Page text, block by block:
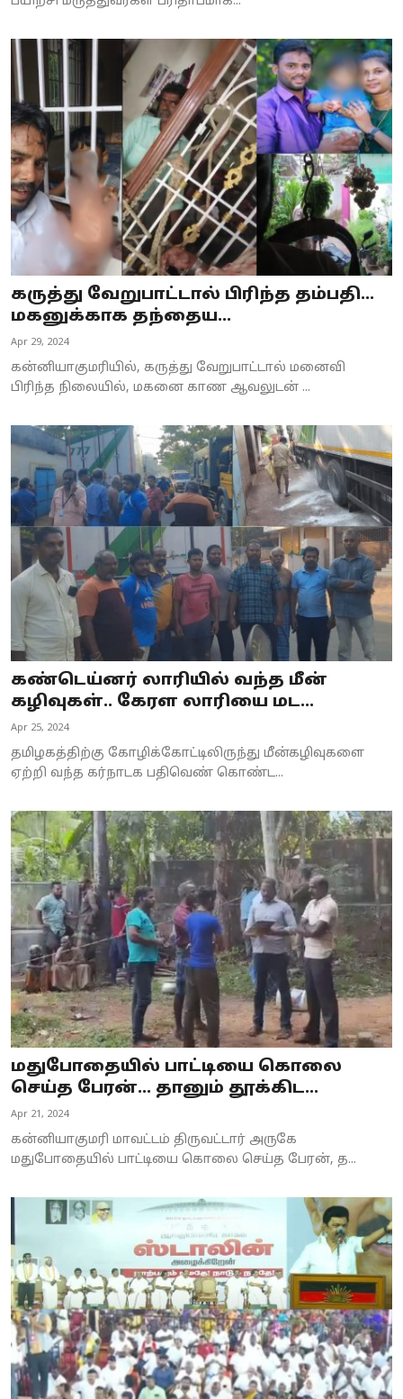
கருத்து வேறுபாட்டால் பிரிந்த தம்பதி...
மகனுக்காக தந்தைய...
Apr 29, 2024
கன்னியாகுமரியில், கருத்து வேறுபாட்டால் மனைவி
பிரிந்த நிலையில், மகனை காண ஆவலுடன் ...
கண்டெய்னர் லாரியில் வந்த மீன்
கழிவுகள்.. கேரள லாரியை மட...
Apr 25, 2024
தமிழகத்திற்கு கோழிக்கோட்டிலிருந்து மீன்கழிவுகளை
ஏற்றி வந்த கர்நாடக பதிவெண் கொண்ட...
மதுபோதையில் பாட்டியை கொலை
செய்த பேரன்... தானும் தூக்கிட...
Apr 21, 2024
கன்னியாகுமரி மாவட்டம் திருவட்டார் அருகே
மதுபோதையில் பாட்டியை கொலை செய்த பேரன், த...